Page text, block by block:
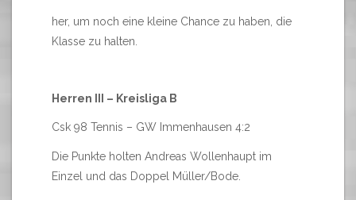
her, um noch eine kleine Chance zu haben, die
Klasse zu halten.
Herren III – Kreisliga B
Csk 98 Tennis – GW Immenhausen 4:2
Die Punkte holten Andreas Wollenhaupt im
Einzel und das Doppel Müller/Bode.